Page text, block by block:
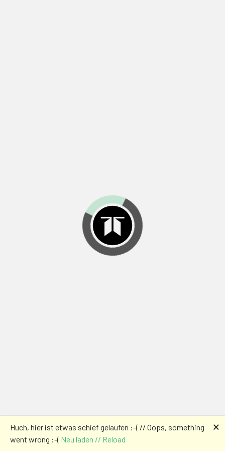
Huch, hier ist etwas schief gelaufen :-( // Oops, something
went wrong :-( Neu laden // Reload
🗙